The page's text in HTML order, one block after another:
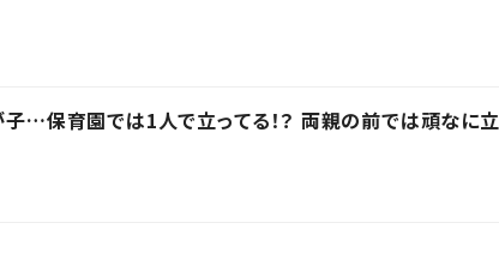
…保育園では1人で立ってる！？ 両親の前では頑なに立